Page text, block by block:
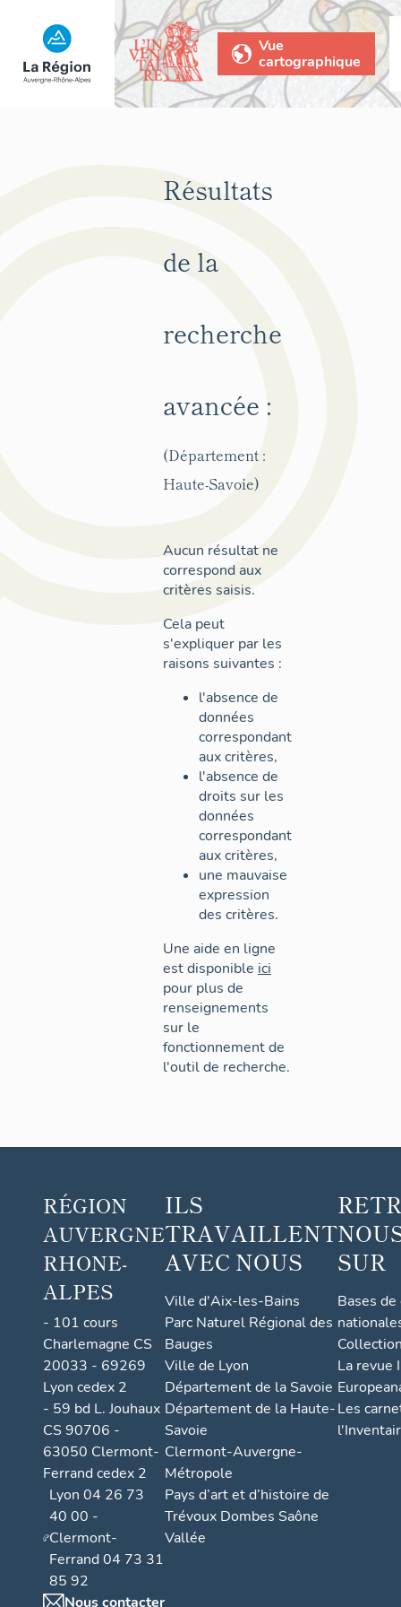
Vue
cartographique
Résultats
de la
recherche
avancée :
(Département :
Haute-Savoie)
Aucun résultat ne
correspond aux
critères saisis.
Cela peut
s'expliquer par les
raisons suivantes :
l'absence de
données
correspondant
aux critères,
l'absence de
droits sur les
données
correspondant
aux critères,
une mauvaise
expression
des critères.
Une aide en ligne
est disponible ici
pour plus de
renseignements
sur le
fonctionnement de
l'outil de recherche.
RÉGION
AUVERGNE
RHONE-
ALPES
- 101 cours
Charlemagne CS
20033 - 69269
Lyon cedex 2
- 59 bd L. Jouhaux
CS 90706 -
63050 Clermont-
Ferrand cedex 2
Lyon 04 26 73
40 00 -
Clermont-
Ferrand 04 73 31
85 92
Nous contacter
ILS
TRAVAILLENT
AVEC NOUS
Ville d'Aix-les-Bains
Parc Naturel Régional des
Bauges
Ville de Lyon
Département de la Savoie
Département de la Haute-
Savoie
Clermont-Auvergne-
Métropole
Pays d’art et d’histoire de
Trévoux Dombes Saône
Vallée
SUR
Bases
La revue
Les